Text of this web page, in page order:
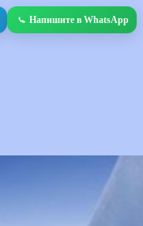
Напишите в WhatsApp